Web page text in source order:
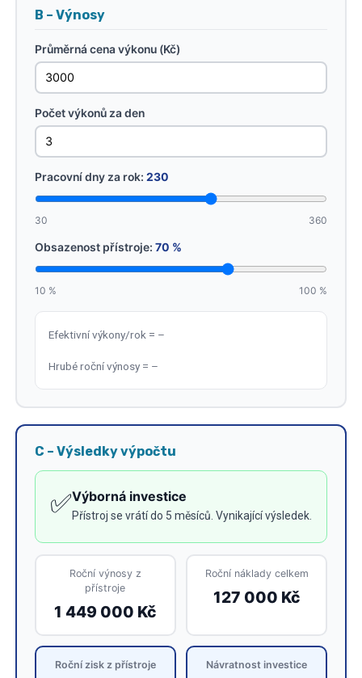
B – Výnosy
Průměrná cena výkonu (Kč)
Počet výkonů za den
Pracovní dny za rok: 230
30 360
Obsazenost přístroje: 70 %
10 % 100 %
Efektivní výkony/rok = –
Hrubé roční výnosy = –
C – Výsledky výpočtu
✅Výborná investice
Přístroj se vrátí do 5 měsíců. Vynikající výsledek.
Roční výnosy z
přístroje
1 449 000 Kč
Roční náklady celkem
127 000 Kč
Roční zisk z přístroje Návratnost investice